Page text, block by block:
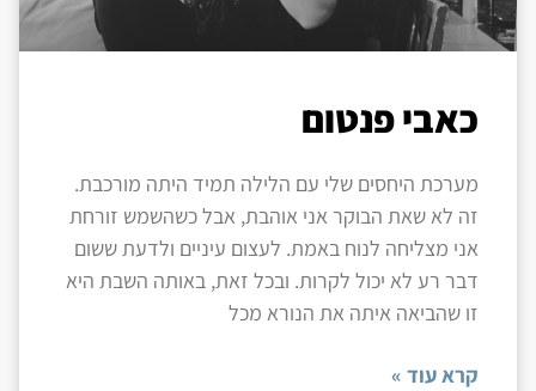
כאבי פנטום
מערכת היחסים שלי עם הלילה תמיד היתה מורכבת.
זה לא שאת הבוקר אני אוהבת, אבל כשהשמש זורחת
אני מצליחה לנוח באמת. לעצום עיניים ולדעת ששום
דבר רע לא יכול לקרות. ובכל זאת, באותה השבת היא
זו שהביאה איתה את הנורא מכל
קרא עוד »